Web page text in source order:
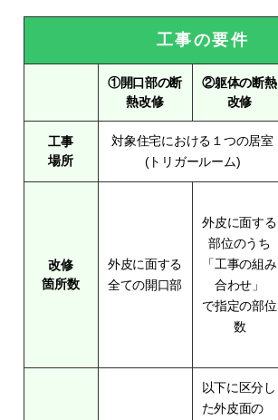
工事の要件
①開口部の断
熱改修
②躯体の断熱
改修
工事
場所
対象住宅における１つの居室
(トリガールーム)
改修
箇所数
外皮に面する
全ての開口部
外皮に面する
部位のうち
「工事の組み
合わせ」
で指定の部位
数
以下に区分し
た外皮面の